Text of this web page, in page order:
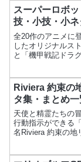
スーパーロボ
技・小技・小
全20作のアニメに
したオリジナルス
と「機甲戦記ドラ
Riviera 約束の
タ集・まとめ一
天使と精霊たちの
行動指示ができる
名Riviera 約束の地